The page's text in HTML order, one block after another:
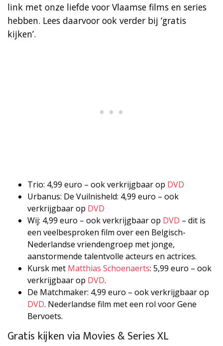
link met onze liefde voor Vlaamse films en series
hebben. Lees daarvoor ook verder bij ‘gratis
kijken’.
Trio: 4,99 euro – ook verkrijgbaar op DVD
Urbanus: De Vuilnisheld: 4,99 euro – ook
verkrijgbaar op DVD
Wij: 4,99 euro – ook verkrijgbaar op DVD – dit is
een veelbesproken film over een Belgisch-
Nederlandse vriendengroep met jonge,
aanstormende talentvolle acteurs en actrices.
Kursk met Matthias Schoenaerts: 5,99 euro – ook
verkrijgbaar op DVD.
De Matchmaker: 4,99 euro – ook verkrijgbaar op
DVD. Nederlandse film met een rol voor Gene
Bervoets.
Gratis kijken via Movies & Series XL